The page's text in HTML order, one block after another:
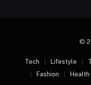
©
Tech Lifestyle
Fashion
Health